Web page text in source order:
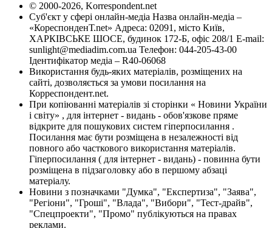
© 2000-2026, Korrespondent.net
Суб'єкт у сфері онлайн-медіа Назва онлайн-медіа –
«КореспонденТ.net» Адреса: 02091, місто Київ,
ХАРКІВСЬКЕ ШОСЕ, будинок 172-Б, офіс 208/1 E-mail:
sunlight@mediadim.com.ua Телефон: 044-205-43-00
Ідентифікатор медіа – R40-06068
Використання будь-яких матеріалів, розміщених на
сайті, дозволяється за умови посилання на
Корреспондент.net.
При копіюванні матеріалів зі сторінки « Новини України
і світу» , для інтернет - видань - обов'язкове пряме
відкрите для пошукових систем гіперпосилання .
Посилання має бути розміщена в незалежності від
повного або часткового використання матеріалів.
Гіперпосилання ( для інтернет - видань) - повинна бути
розміщена в підзаголовку або в першому абзаці
матеріалу.
Новини з позначками "Думка", "Експертиза", "Заява",
"Регіони", "Гроші", "Влада", "Вибори", "Тест-драйв",
"Спецпроекти", "Промо" публікуються на правах
реклами.